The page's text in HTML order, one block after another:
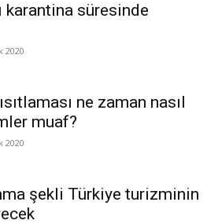
karantina süresinde
2020
ne zaman nasıl
muaf?
2020
şekli Türkiye turizminin